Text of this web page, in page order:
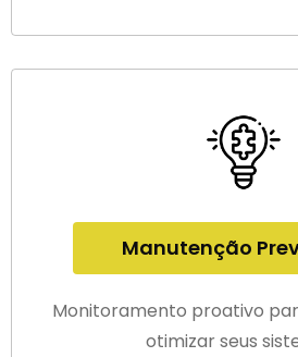
Manutenção
Monitoramento proativo
otimizar seus